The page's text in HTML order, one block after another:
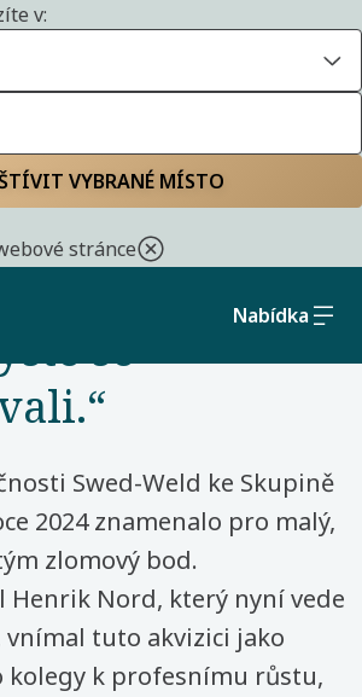
v:
VYBRANÉ MÍSTO
stránce
Nabídka
se s naším týmem
si dejte čas
se
Swed-Weld ke Skupině
2024 znamenalo pro malý,
zlomový bod.
Henrik Nord, který nyní vede
tuto akvizici jako
kolegy k profesnímu růstu,